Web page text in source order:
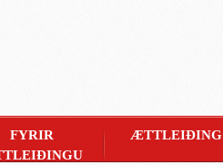
FYRIR
ÆTTLEIÐING